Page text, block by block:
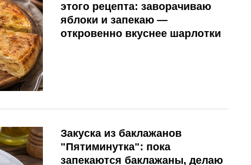
этого рецепта: заворачиваю
яблоки и запекаю —
откровенно вкуснее шарлотки
Закуска из баклажанов
"Пятиминутка": пока
запекаются баклажаны, делаю